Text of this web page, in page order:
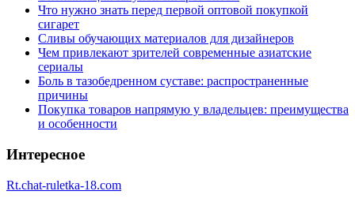
Что нужно знать перед первой оптовой покупкой
сигарет
Сливы обучающих материалов для дизайнеров
Чем привлекают зрителей современные азиатские
сериалы
Боль в тазобедренном суставе: распространенные
причины
Покупка товаров напрямую у владельцев: преимущества
и особенности
Интересное
Rt.chat-ruletka-18.com